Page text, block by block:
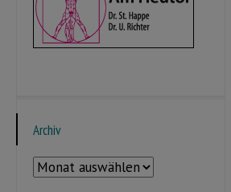
Archiv
Archiv